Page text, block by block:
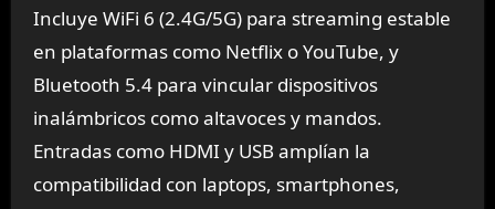
Incluye WiFi 6 (2.4G/5G) para streaming estable
en plataformas como Netflix o YouTube, y
Bluetooth 5.4 para vincular dispositivos
inalámbricos como altavoces y mandos.
Entradas como HDMI y USB amplían la
compatibilidad con laptops, smartphones,